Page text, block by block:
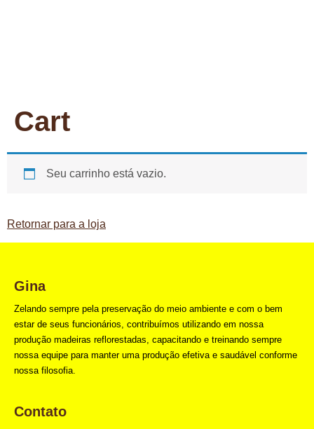
Cart
Seu carrinho está vazio.
Retornar para a loja
Gina
Zelando sempre pela preservação do meio ambiente e com o bem
estar de seus funcionários, contribuímos utilizando em nossa
produção madeiras reflorestadas, capacitando e treinando sempre
nossa equipe para manter uma produção efetiva e saudável conforme
nossa filosofia.
Contato